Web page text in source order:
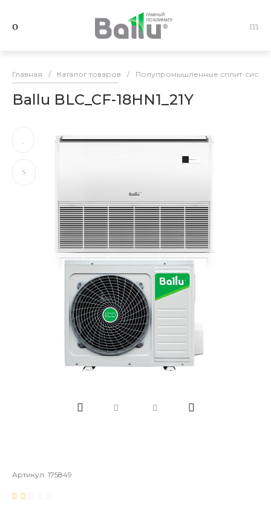
Главная / Каталог товаров / Полупромышленные сплит-
Ballu BLC_CF-18HN1_21Y
Артикул: 175849